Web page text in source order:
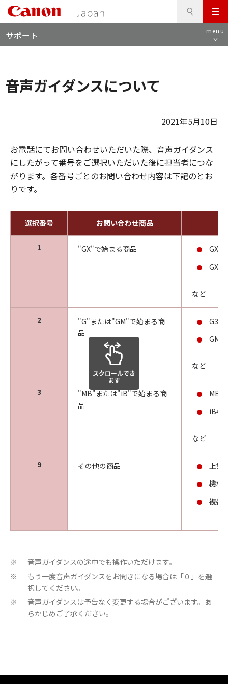
メ
ニ
ュ
ビ
サポート menu
音声ガイダンスについて
2021年5月10日
お電話にてお問い合わせいただいた際、音声ガイダンス
にしたがって番号をご選択いただいた後に担当者につな
がります。各番号ごとのお問い合わせ内容は下記のとお
りです。
選択番号 お問い合わせ商品
1 "GX"で始まる商品
など
2
"G"または"GM"で始まる商
品
など
3
"MB"または"iB"で始まる商
品
など
9 その他の商品
上記
機種
複数
スクロールでき
ます
※ 音声ガイダンスの途中でも操作いただけます。
※
もう一度音声ガイダンスをお聞きになる場合は「０」を選
択してください。
※
音声ガイダンスは予告なく変更する場合がございます。あ
らかじめご了承ください。